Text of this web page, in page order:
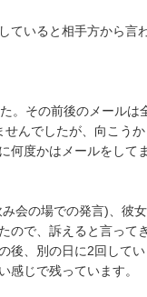
いると相手方から言
。その前後のメールは
んでしたが、向こう
何度かはメールをして
会の場での発言)、彼
ので、訴えると言って
後、別の日に2回して
感じで残っています。